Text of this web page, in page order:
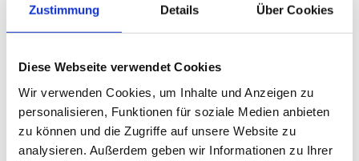
Zustimmung Details Über Cookies
Diese Webseite verwendet Cookies
Wir verwenden Cookies, um Inhalte und Anzeigen zu
personalisieren, Funktionen für soziale Medien anbieten
zu können und die Zugriffe auf unsere Website zu
analysieren. Außerdem geben wir Informationen zu Ihrer
Bauwerksbuch nach
§128a – Wie
Hausverwaltungen
effizient vorgehen
November 14, 2025Wissenswertes